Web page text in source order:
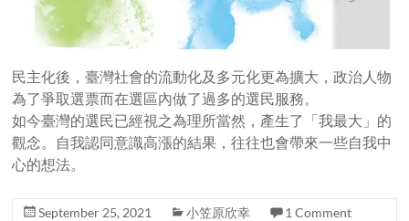
民主化後，臺灣社會的流動化及多元化更為擴大，政治人物
為了爭取選票而在選區內做了過多的選民服務。
如今臺灣的選民已經視之為理所當然，產生了「我最大」的
觀念。自我認同意識高漲的結果，往往也會帶來一些自我中
心的想法。
September 25, 2021 小笠原欣幸
1 Comment